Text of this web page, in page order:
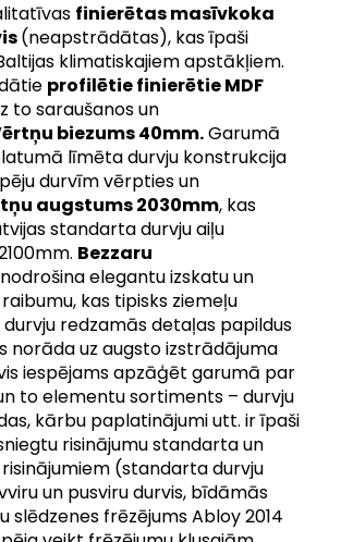
finierētas masīvkoka
(neapstrādātas), kas īpaši
klimatiskajiem apstākļiem.
profilētie finierētie MDF
to saraušanos un
biezums 40mm.Garumā
līmēta durvju konstrukcija
durvīm vērpties un
augstums 2030mm, kas
standarta durvju aiļu
Bezzaru
nodrošina elegantu izskatu un
kas tipisks ziemeļu
durvju redzamās detaļas papildus
norāda uz augsto izstrādājuma
iespējams apzāģēt garumā par
to elementu sortiments – durvju
kārbu paplatinājumi utt. ir īpaši
risinājumu standarta un
(standarta durvju
un pusviru durvis, bīdāmās
slēdzenes frēzējums Abloy 2014